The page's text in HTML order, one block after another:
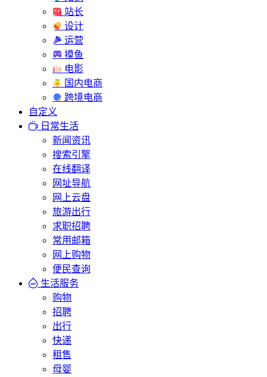
站长
设计
运营
摸鱼
电影
国内电商
跨境电商
自定义
日常生活
新闻资讯
搜索引擎
在线翻译
网址导航
网上云盘
旅游出行
求职招聘
常用邮箱
网上购物
便民查询
生活服务
购物
招聘
出行
快递
租售
母婴